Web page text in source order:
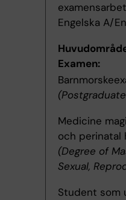
Engelska A/
Examen:
Medicine
och perinatal
(Degree of
Sexual,
Student som